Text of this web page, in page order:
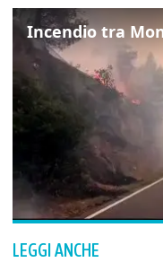
LEGGI ANCHE